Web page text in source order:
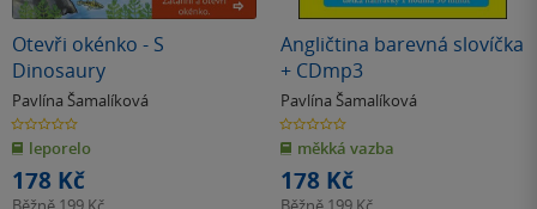
Otevři okénko - S
Dinosaury
Pavlína Šamalíková
0.0
z
5
hvězdiček
leporelo
178 Kč
Angličtina barevná slovíčka
+ CDmp3
Pavlína Šamalíková
0.0
z
5
hvězdiček
měkká vazba
178 Kč